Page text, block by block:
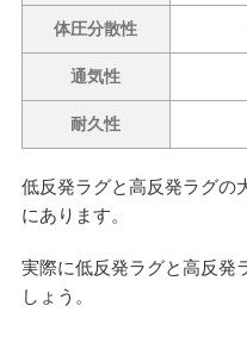
体圧分散性
通気性
耐久性
低反発ラグと高反発ラグの
にあります。
実際に低反発ラグと高反発
しょう。